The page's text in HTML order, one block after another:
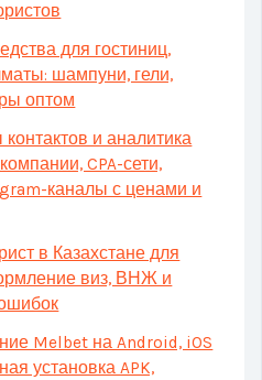
для гостиниц,
шампуни, гели,
оптом
и аналитика
CPA-сети,
каналы с ценами и
в Казахстане для
виз, ВНЖ и
Melbet на Android, iOS
установка APK,